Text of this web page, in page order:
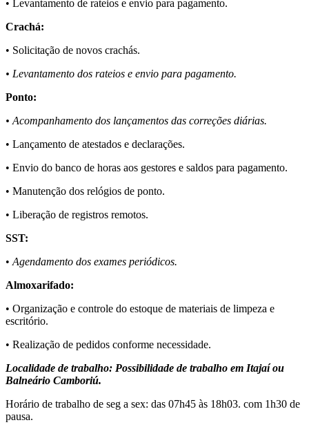
• Levantamento de rateios e envio para pagamento.
Crachá:
• Solicitação de novos crachás.
• Levantamento dos rateios e envio para pagamento.
Ponto:
• Acompanhamento dos lançamentos das correções diárias.
• Lançamento de atestados e declarações.
• Envio do banco de horas aos gestores e saldos para pagamento.
• Manutenção dos relógios de ponto.
• Liberação de registros remotos.
SST:
• Agendamento dos exames periódicos.
Almoxarifado:
• Organização e controle do estoque de materiais de limpeza e
escritório.
• Realização de pedidos conforme necessidade.
Localidade de trabalho: Possibilidade de trabalho em Itajaí ou
Balneário Camboriú.
Horário de trabalho de seg a sex: das 07h45 às 18h03. com 1h30 de
pausa.